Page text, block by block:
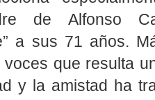
de Alfonso
a sus 71 años.
que resulta
y la amistad ha